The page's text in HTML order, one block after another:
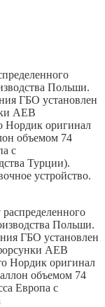
Польши.
ГБО установлен
AEB
Нордик оригинал
объемом 74
с
Турции).
устройство.
Польши.
ГБО установлен
AEB
Нордик оригинал
объемом 74
Европа с